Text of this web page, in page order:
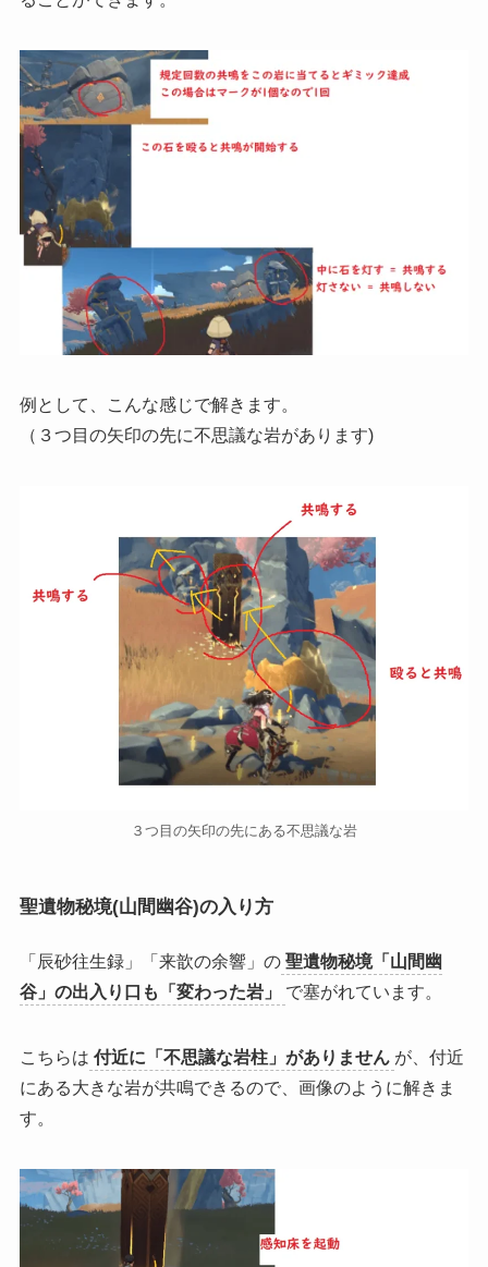
例として、こんな感じで解きます。
（３つ目の矢印の先に不思議な岩があります)
３つ目の矢印の先にある不思議な岩
聖遺物秘境(山間幽谷)の入り方
「辰砂往生録」「来歆の余響」の 聖遺物秘境「山間幽
谷」の出入り口も「変わった岩」
で塞がれています。
こちらは 付近に「不思議な岩柱」がありません が、付近
にある大きな岩が共鳴できるので、画像のように解きま
す。